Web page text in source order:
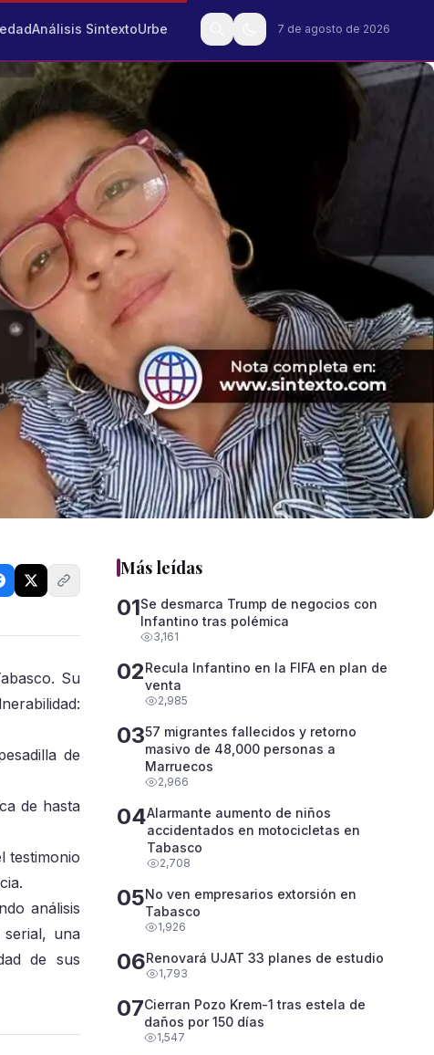
Análisis SintextoUrbe 7 de agosto de 2026
Su
de
de hasta
testimonio
análisis
una
de sus
Más leídas
01Se desmarca Trump de negocios con
Infantino tras polémica
3,161
02Recula Infantino en la FIFA en plan de
venta
2,985
0357 migrantes fallecidos y retorno
masivo de 48,000 personas a
Marruecos
2,966
04Alarmante aumento de niños
accidentados en motocicletas en
Tabasco
2,708
05No ven empresarios extorsión en
Tabasco
1,926
06Renovará UJAT 33 planes de estudio
1,793
07Cierran Pozo Krem-1 tras estela de
daños por 150 días
1,547